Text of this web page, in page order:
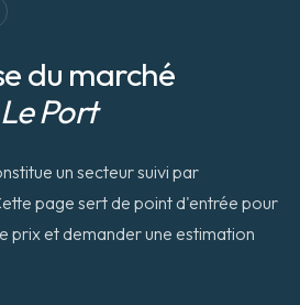
du marché
Port
un secteur suivi par
page sert de point d'entrée pour
prix et demander une estimation